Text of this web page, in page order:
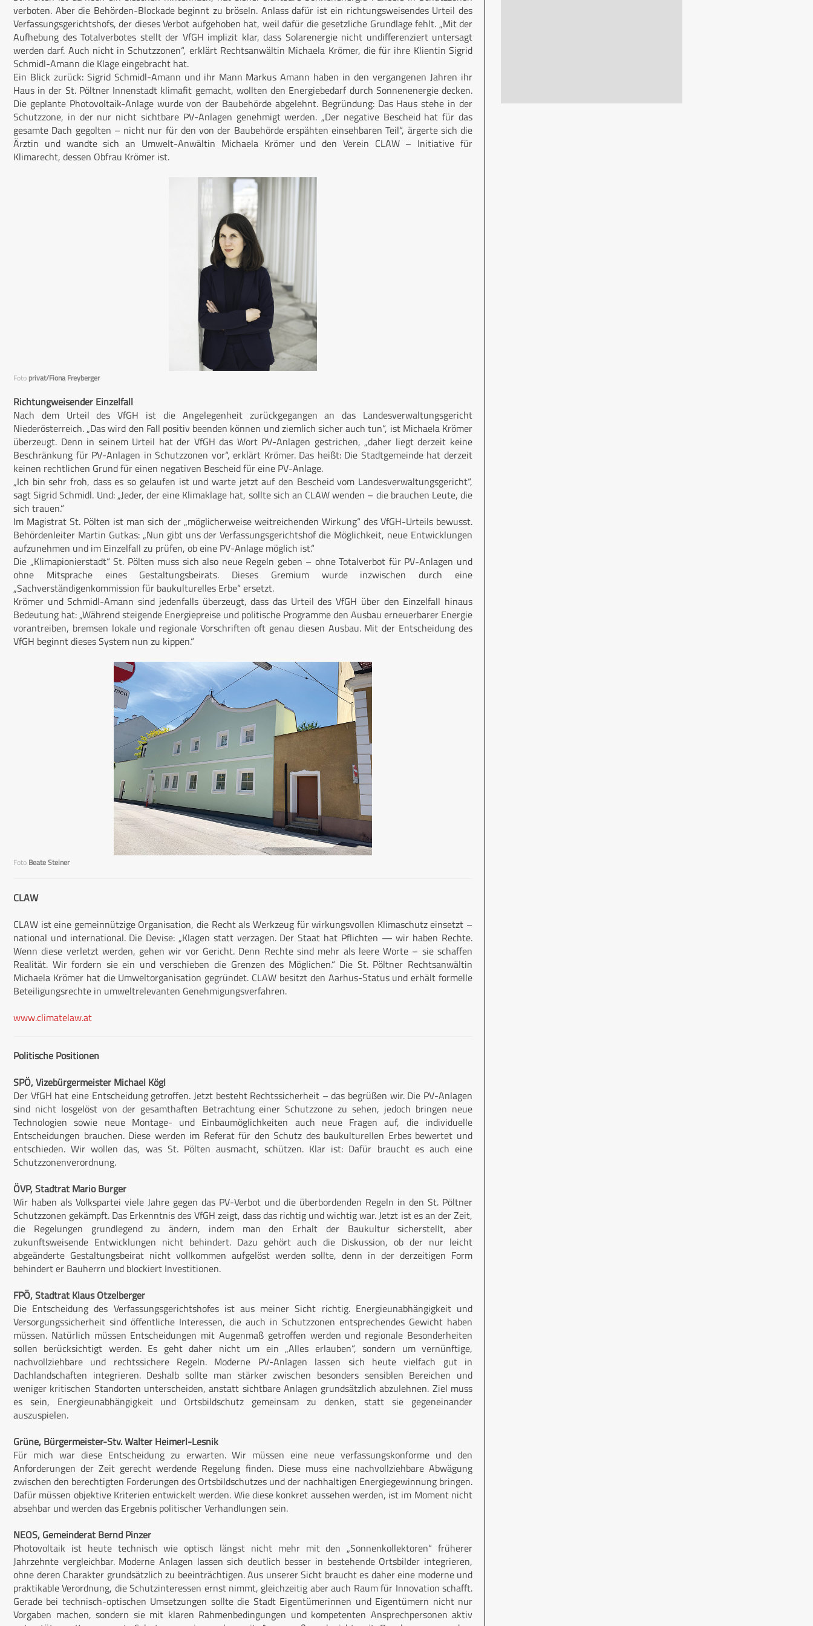
verboten. Aber die Behörden-Blockade beginnt zu bröseln. Anlass dafür ist ein richtungsweisendes Urteil des
Verfassungsgerichtshofs, der dieses Verbot aufgehoben hat, weil dafür die gesetzliche Grundlage fehlt. „Mit der
Aufhebung des Totalverbotes stellt der VfGH implizit klar, dass Solarenergie nicht undifferenziert untersagt
werden darf. Auch nicht in Schutzzonen“, erklärt Rechtsanwältin Michaela Krömer, die für ihre Klientin Sigrid
Schmidl-Amann die Klage eingebracht hat.
Ein Blick zurück: Sigrid Schmidl-Amann und ihr Mann Markus Amann haben in den vergangenen Jahren ihr
Haus in der St. Pöltner Innenstadt klimafit gemacht, wollten den Energiebedarf durch Sonnenenergie decken.
Die geplante Photovoltaik-Anlage wurde von der Baubehörde abgelehnt. Begründung: Das Haus stehe in der
Schutzzone, in der nur nicht sichtbare PV-Anlagen genehmigt werden. „Der negative Bescheid hat für das
gesamte Dach gegolten – nicht nur für den von der Baubehörde erspähten einsehbaren Teil“, ärgerte sich die
Ärztin und wandte sich an Umwelt-Anwältin Michaela Krömer und den Verein CLAW – Initiative für
Klimarecht, dessen Obfrau Krömer ist.
Foto privat/Fiona Freyberger
Richtungweisender Einzelfall
Nach dem Urteil des VfGH ist die Angelegenheit zurückgegangen an das Landesverwaltungsgericht
Niederösterreich. „Das wird den Fall positiv beenden können und ziemlich sicher auch tun“, ist Michaela Krömer
überzeugt. Denn in seinem Urteil hat der VfGH das Wort PV-Anlagen gestrichen, „daher liegt derzeit keine
Beschränkung für PV-Anlagen in Schutzzonen vor“, erklärt Krömer. Das heißt: Die Stadtgemeinde hat derzeit
keinen rechtlichen Grund für einen negativen Bescheid für eine PV-Anlage.
„Ich bin sehr froh, dass es so gelaufen ist und warte jetzt auf den Bescheid vom Landesverwaltungsgericht“,
sagt Sigrid Schmidl. Und: „Jeder, der eine Klimaklage hat, sollte sich an CLAW wenden – die brauchen Leute, die
sich trauen.“
Im Magistrat St. Pölten ist man sich der „möglicherweise weitreichenden Wirkung“ des VfGH-Urteils bewusst.
Behördenleiter Martin Gutkas: „Nun gibt uns der Verfassungsgerichtshof die Möglichkeit, neue Entwicklungen
aufzunehmen und im Einzelfall zu prüfen, ob eine PV-Anlage möglich ist.“
Die „Klimapionierstadt“ St. Pölten muss sich also neue Regeln geben – ohne Totalverbot für PV-Anlagen und
ohne Mitsprache eines Gestaltungsbeirats. Dieses Gremium wurde inzwischen durch eine
„Sachverständigenkommission für baukulturelles Erbe“ ersetzt.
Krömer und Schmidl-Amann sind jedenfalls überzeugt, dass das Urteil des VfGH über den Einzelfall hinaus
Bedeutung hat: „Während steigende Energiepreise und politische Programme den Ausbau erneuerbarer Energie
vorantreiben, bremsen lokale und regionale Vorschriften oft genau diesen Ausbau. Mit der Entscheidung des
VfGH beginnt dieses System nun zu kippen.“
Foto Beate Steiner
CLAW
CLAW ist eine gemeinnützige Organisation, die Recht als Werkzeug für wirkungsvollen Klimaschutz einsetzt –
national und international. Die Devise: „Klagen statt verzagen. Der Staat hat Pflichten — wir haben Rechte.
Wenn diese verletzt werden, gehen wir vor Gericht. Denn Rechte sind mehr als leere Worte – sie schaffen
Realität. Wir fordern sie ein und verschieben die Grenzen des Möglichen.“ Die St. Pöltner Rechtsanwältin
Michaela Krömer hat die Umweltorganisation gegründet. CLAW besitzt den Aarhus-Status und erhält formelle
Beteiligungsrechte in umweltrelevanten Genehmigungsverfahren.
www.climatelaw.at
Politische Positionen
SPÖ, Vizebürgermeister Michael Kögl
Der VfGH hat eine Entscheidung getroffen. Jetzt besteht Rechtssicherheit – das begrüßen wir. Die PV-Anlagen
sind nicht losgelöst von der gesamthaften Betrachtung einer Schutzzone zu sehen, jedoch bringen neue
Technologien sowie neue Montage- und Einbaumöglichkeiten auch neue Fragen auf, die individuelle
Entscheidungen brauchen. Diese werden im Referat für den Schutz des baukulturellen Erbes bewertet und
entschieden. Wir wollen das, was St. Pölten ausmacht, schützen. Klar ist: Dafür braucht es auch eine
Schutzzonenverordnung.
ÖVP, Stadtrat Mario Burger
Wir haben als Volkspartei viele Jahre gegen das PV-Verbot und die überbordenden Regeln in den St. Pöltner
Schutzzonen gekämpft. Das Erkenntnis des VfGH zeigt, dass das richtig und wichtig war. Jetzt ist es an der Zeit,
die Regelungen grundlegend zu ändern, indem man den Erhalt der Baukultur sicherstellt, aber
zukunftsweisende Entwicklungen nicht behindert. Dazu gehört auch die Diskussion, ob der nur leicht
abgeänderte Gestaltungsbeirat nicht vollkommen aufgelöst werden sollte, denn in der derzeitigen Form
behindert er Bauherrn und blockiert Investitionen.
FPÖ, Stadtrat Klaus Otzelberger
Die Entscheidung des Verfassungsgerichtshofes ist aus meiner Sicht richtig. Energieunabhängigkeit und
Versorgungssicherheit sind öffentliche Interessen, die auch in Schutzzonen entsprechendes Gewicht haben
müssen. Natürlich müssen Entscheidungen mit Augenmaß getroffen werden und regionale Besonderheiten
sollen berücksichtigt werden. Es geht daher nicht um ein „Alles erlauben“, sondern um vernünftige,
nachvollziehbare und rechtssichere Regeln. Moderne PV-Anlagen lassen sich heute vielfach gut in
Dachlandschaften integrieren. Deshalb sollte man stärker zwischen besonders sensiblen Bereichen und
weniger kritischen Standorten unterscheiden, anstatt sichtbare Anlagen grundsätzlich abzulehnen. Ziel muss
es sein, Energieunabhängigkeit und Ortsbildschutz gemeinsam zu denken, statt sie gegeneinander
auszuspielen.
Grüne, Bürgermeister-Stv. Walter Heimerl-Lesnik
Für mich war diese Entscheidung zu erwarten. Wir müssen eine neue verfassungskonforme und den
Anforderungen der Zeit gerecht werdende Regelung finden. Diese muss eine nachvollziehbare Abwägung
zwischen den berechtigten Forderungen des Ortsbildschutzes und der nachhaltigen Energiegewinnung bringen.
Dafür müssen objektive Kriterien entwickelt werden. Wie diese konkret aussehen werden, ist im Moment nicht
absehbar und werden das Ergebnis politischer Verhandlungen sein.
NEOS, Gemeinderat Bernd Pinzer
Photovoltaik ist heute technisch wie optisch längst nicht mehr mit den „Sonnenkollektoren“ früherer
Jahrzehnte vergleichbar. Moderne Anlagen lassen sich deutlich besser in bestehende Ortsbilder integrieren,
ohne deren Charakter grundsätzlich zu beeinträchtigen. Aus unserer Sicht braucht es daher eine moderne und
praktikable Verordnung, die Schutzinteressen ernst nimmt, gleichzeitig aber auch Raum für Innovation schafft.
Gerade bei technisch-optischen Umsetzungen sollte die Stadt Eigentümerinnen und Eigentümern nicht nur
Vorgaben machen, sondern sie mit klaren Rahmenbedingungen und kompetenten Ansprechpersonen aktiv